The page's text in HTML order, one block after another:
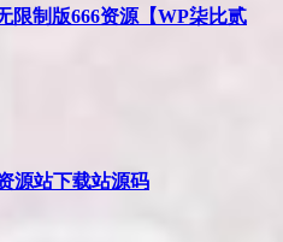
限制版666资源【WP柒比贰
源站下载站源码